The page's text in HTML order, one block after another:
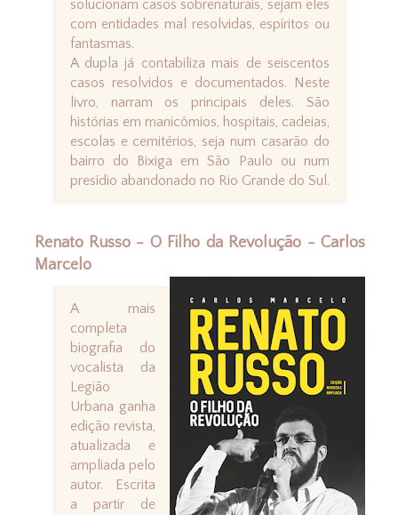
solucionam casos sobrenaturais, sejam eles
com entidades mal resolvidas, espíritos ou
fantasmas.
A dupla já contabiliza mais de seiscentos
casos resolvidos e documentados. Neste
livro, narram os principais deles. São
histórias em manicômios, hospitais, cadeias,
escolas e cemitérios, seja num casarão do
bairro do Bixiga em São Paulo ou num
presídio abandonado no Rio Grande do Sul.
Renato Russo - O Filho da Revolução - Carlos
Marcelo
A mais
completa
biografia do
vocalista da
Legião
Urbana ganha
edição revista,
atualizada e
ampliada pelo
autor. Escrita
a partir de